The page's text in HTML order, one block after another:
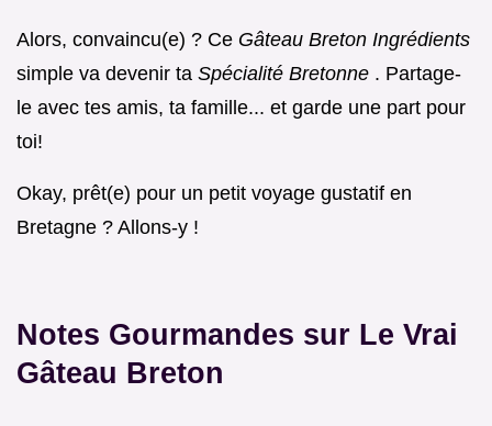
Alors, convaincu(e) ? Ce Gâteau Breton Ingrédients
simple va devenir ta Spécialité Bretonne . Partage-
le avec tes amis, ta famille... et garde une part pour
toi!
Okay, prêt(e) pour un petit voyage gustatif en
Bretagne ? Allons-y !
Notes Gourmandes sur Le Vrai
Gâteau Breton